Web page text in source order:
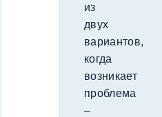
из
двух
вариантов,
когда
возникает
проблема
–